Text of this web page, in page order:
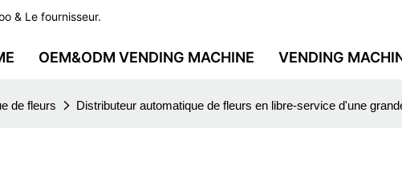
& Le fournisseur.
OEM&ODM VENDING MACHINE VENDING
de fleurs Distributeur automatique de fleurs en libre-service d'une